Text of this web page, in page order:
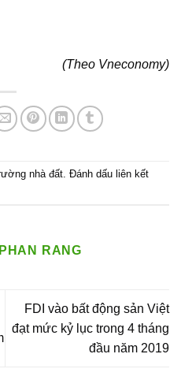
(Theo Vneconomy)
nhà đất. Đánh dấu liên kết
RANG
FDI vào bất động sản Việt
đạt mức kỷ lục trong 4 tháng
đầu năm 2019